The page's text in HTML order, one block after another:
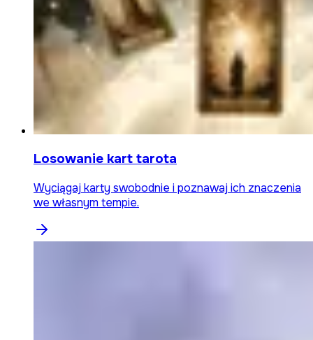
Losowanie kart tarota
Wyciągaj karty swobodnie i poznawaj ich znaczenia
we własnym tempie.